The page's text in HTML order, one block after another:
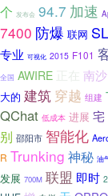
个 发布会 94.7 加速
7400 防爆 联网
专业 可视化 2015 F101
全国 AWIRE 南沙
大的 建筑 穿越 组建
QChat 低成本 进展 宅
别 邵阳市 智能化
R Trunking 神秘 油
发展 700M 联盟 即时